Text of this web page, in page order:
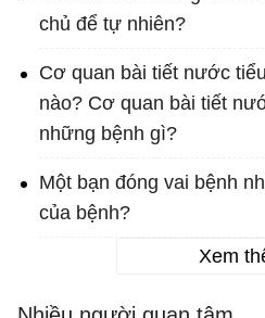
chủ để tự nhiên?
Cơ quan bài tiết nước
nào? Cơ quan bài tiết
những bệnh gì?
Một bạn đóng vai bệnh
của bệnh?
Xem